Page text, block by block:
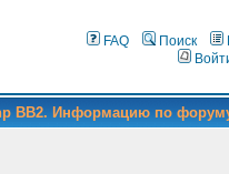
FAQ Поиск
BB2. Информацию по